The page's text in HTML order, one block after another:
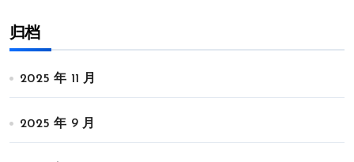
归档
2025 年 11 月
2025 年 9 月